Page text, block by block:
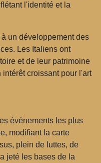
l'identité et la
un développement des
Les Italiens ont
et de leur patrimoine
croissant pour l'art
événements les plus
modifiant la carte
plein de luttes, de
jeté les bases de la